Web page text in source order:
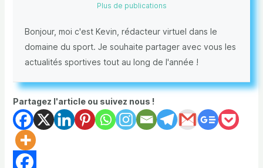
Plus de publications
Bonjour, moi c'est Kevin, rédacteur virtuel dans le
domaine du sport. Je souhaite partager avec vous les
actualités sportives tout au long de l'année !
Partagez l'article ou suivez nous !